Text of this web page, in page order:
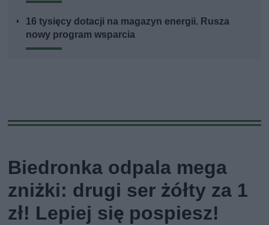
16 tysięcy dotacji na magazyn energii. Rusza
nowy program wsparcia
Biedronka odpala mega
zniżki: drugi ser żółty za 1
zł! Lepiej się pospiesz!